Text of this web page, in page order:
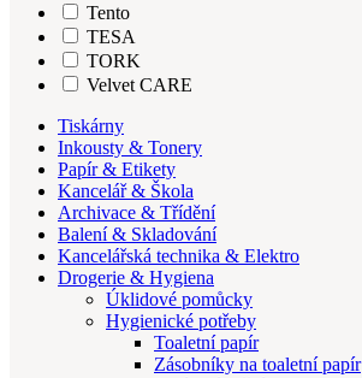
Tento
TESA
TORK
Velvet CARE
Tiskárny
Inkousty & Tonery
Papír & Etikety
Kancelář & Škola
Archivace & Třídění
Balení & Skladování
Kancelářská technika & Elektro
Drogerie & Hygiena
Úklidové pomůcky
Hygienické potřeby
Toaletní papír
Zásobníky na toaletní papír